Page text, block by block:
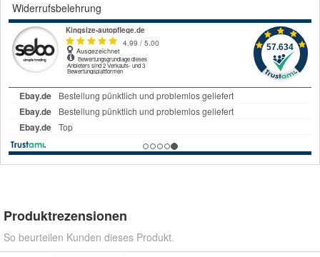
Widerrufsbelehrung
Produktrezensionen
So beurteilen Kunden dieses Produkt.